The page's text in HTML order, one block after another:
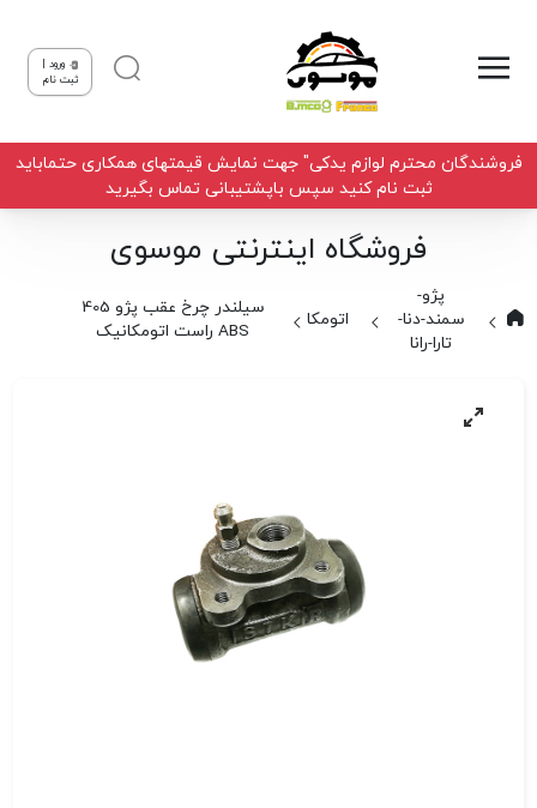
ورود |
ثبت نام
فروشندگان محترم لوازم یدکی" جهت نمایش قیمتهای همکاری حتماباید
ثبت نام کنید سپس باپشتیبانی تماس بگیرید
فروشگاه اینترنتی موسوی
پژو-
سمند-دنا-
تارا-رانا
اتومکانیک
سیلندر چرخ عقب پژو 405
ABS راست اتومکانیک